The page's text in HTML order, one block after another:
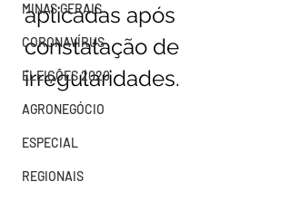
MINAS GERAIS
CORONAVÍRUS
ELEIÇÕES 2020
AGRONEGÓCIO
ESPECIAL
REGIONAIS
aplicadas após
constatação de
irregularidades.